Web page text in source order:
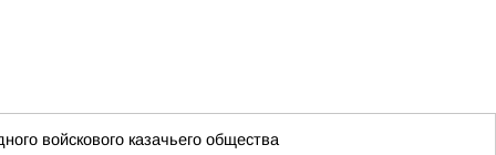
войскового казачьего общества